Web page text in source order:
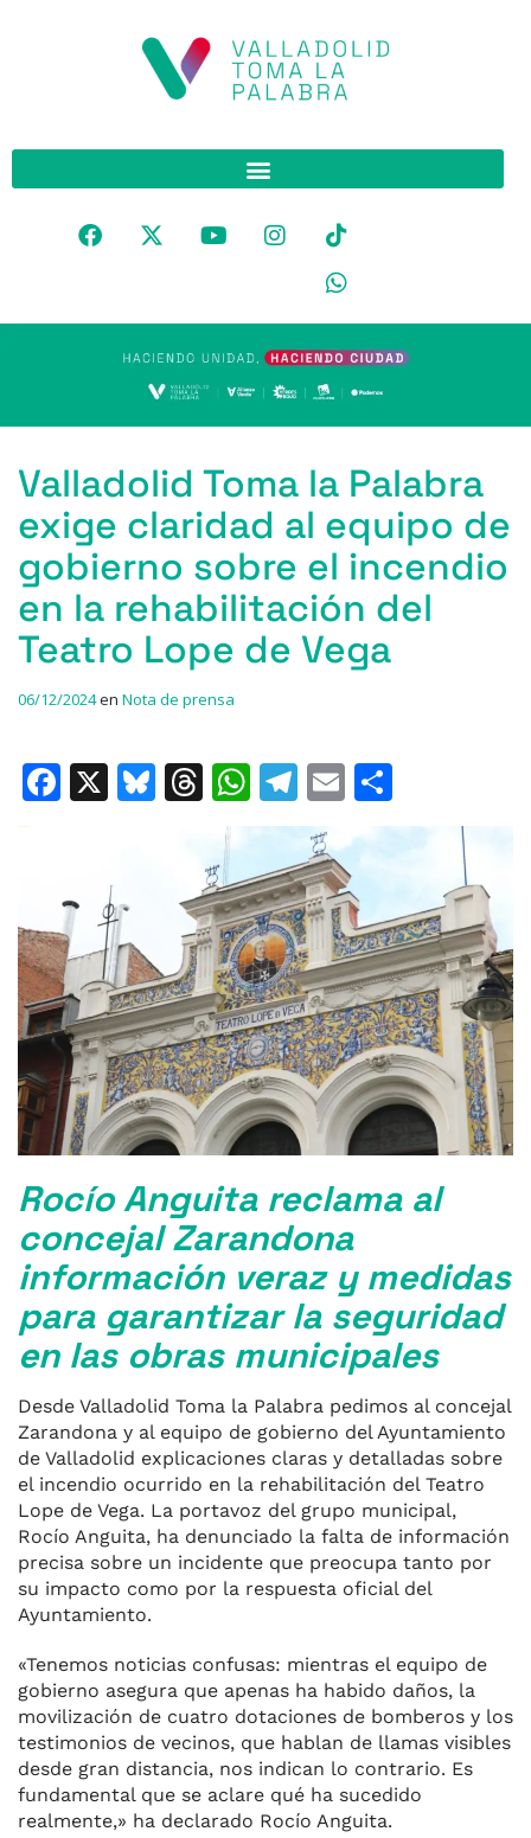
Valladolid Toma la Palabra
exige claridad al equipo de
gobierno sobre el incendio
en la rehabilitación del
Teatro Lope de Vega
06/12/2024en Nota de prensa
F
e
b
o
o
k
X
Bl
y
T
re
a
d
s
W
h
at
s
A
p
p
T
el
e
gr
a
m
E
ai
l
o
ar
ti
r
Rocío Anguita reclama al
concejal Zarandona
información veraz y medidas
para garantizar la seguridad
en las obras municipales
Desde Valladolid Toma la Palabra pedimos al concejal
Zarandona y al equipo de gobierno del Ayuntamiento
de Valladolid explicaciones claras y detalladas sobre
el incendio ocurrido en la rehabilitación del Teatro
Lope de Vega. La portavoz del grupo municipal,
Rocío Anguita, ha denunciado la falta de información
precisa sobre un incidente que preocupa tanto por
su impacto como por la respuesta oficial del
Ayuntamiento.
«Tenemos noticias confusas: mientras el equipo de
gobierno asegura que apenas ha habido daños, la
movilización de cuatro dotaciones de bomberos y los
testimonios de vecinos, que hablan de llamas visibles
desde gran distancia, nos indican lo contrario. Es
fundamental que se aclare qué ha sucedido
realmente,» ha declarado Rocío Anguita.